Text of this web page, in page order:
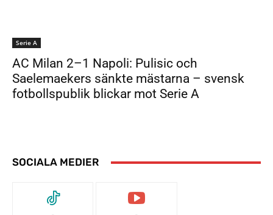
Serie A
AC Milan 2–1 Napoli: Pulisic och
Saelemaekers sänkte mästarna – svensk
fotbollspublik blickar mot Serie A
SOCIALA MEDIER